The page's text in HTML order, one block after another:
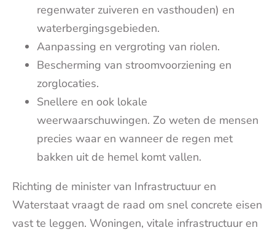
regenwater zuiveren en vasthouden) en
waterbergingsgebieden.
Aanpassing en vergroting van riolen.
Bescherming van stroomvoorziening en
zorglocaties.
Snellere en ook lokale
weerwaarschuwingen. Zo weten de mensen
precies waar en wanneer de regen met
bakken uit de hemel komt vallen.
Richting de minister van Infrastructuur en
Waterstaat vraagt de raad om snel concrete eisen
vast te leggen. Woningen, vitale infrastructuur en